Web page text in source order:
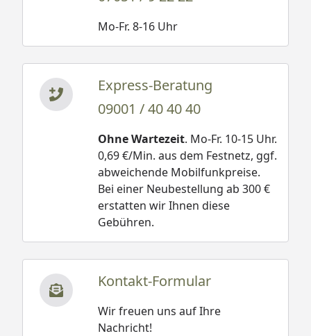
Mo-Fr. 8-16 Uhr
Express-Beratung
09001 / 40 40 40
Ohne Wartezeit. Mo-Fr. 10-15 Uhr.
0,69 €/Min. aus dem Festnetz, ggf.
abweichende Mobilfunkpreise.
Bei einer Neubestellung ab 300 €
erstatten wir Ihnen diese
Gebühren.
Kontakt-Formular
Wir freuen uns auf Ihre
Nachricht!